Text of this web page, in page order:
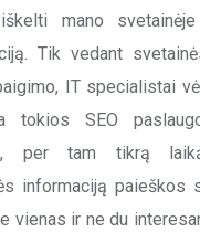
mano
Tik vedant
IT specialistai
tokios SEO
per tam tikrą
informaciją paieškos
vienas ir ne du